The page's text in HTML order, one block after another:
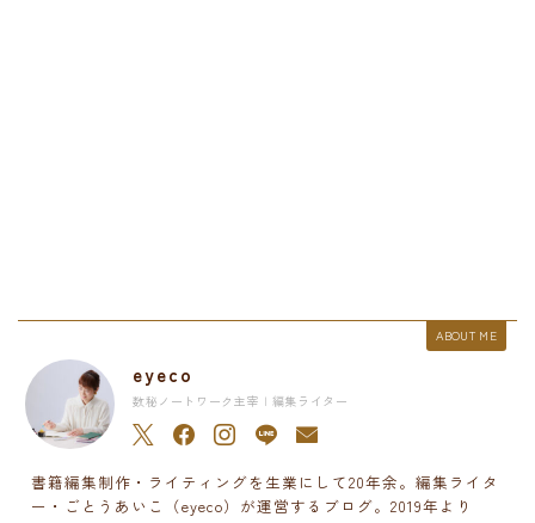
ABOUT ME
eyeco
数秘ノートワーク主宰 | 編集ライター
書籍編集制作・ライティングを生業にして20年余。編集ライタ
ー・ごとうあいこ（eyeco）が運営するブログ。2019年より